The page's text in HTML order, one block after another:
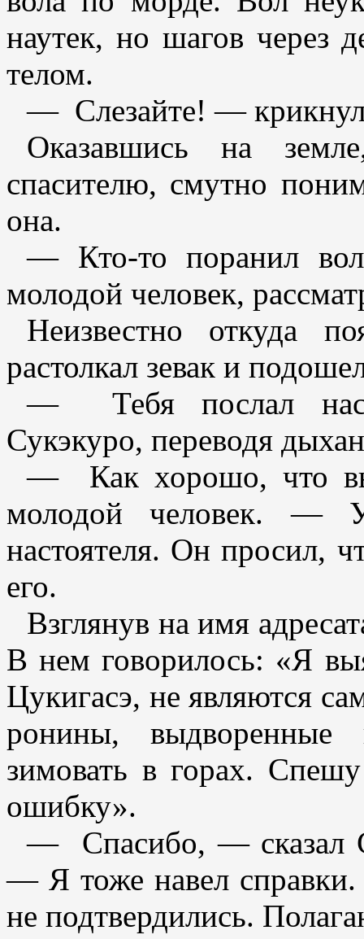
наутек, но шагов через
телом.
— Слезайте! —
Оказавшись на
спасителю, смутно
она.
— Кто-то поранил
молодой человек,
Неизвестно откуда
растолкал зевак и
— Тебя послал
Сукэкуро, переводя
— Как хорошо, что вы
молодой человек. —
настоятеля. Он просил,
его.
Взглянув на имя
В нем говорилось: «Я
Цукигасэ, не являются
ронины,
зимовать в горах.
ошибку».
— Спасибо, — сказал
— Я тоже навел
не подтвердились.